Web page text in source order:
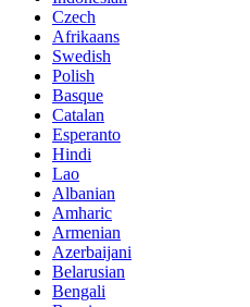
Czech
Afrikaans
Swedish
Polish
Basque
Catalan
Esperanto
Hindi
Lao
Albanian
Amharic
Armenian
Azerbaijani
Belarusian
Bengali